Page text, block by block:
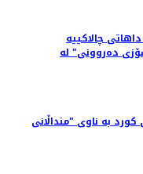
چالاکییه‌
ده‌روونی" له
بە ناوی "منداڵانی